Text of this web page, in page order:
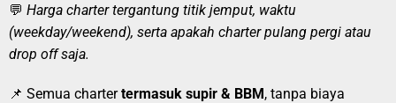
💬 Harga charter tergantung titik jemput, waktu
(weekday/weekend), serta apakah charter pulang pergi atau
drop off saja.
📌 Semua chartertermasuk supir & BBM, tanpa biaya